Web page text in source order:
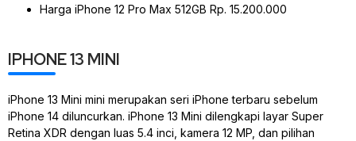
Harga iPhone 12 Pro Max 512GB Rp. 15.200.000
IPHONE 13 MINI
iPhone 13 Mini mini merupakan seri iPhone terbaru sebelum
iPhone 14 diluncurkan. iPhone 13 Mini dilengkapi layar Super
Retina XDR dengan luas 5.4 inci, kamera 12 MP, dan pilihan